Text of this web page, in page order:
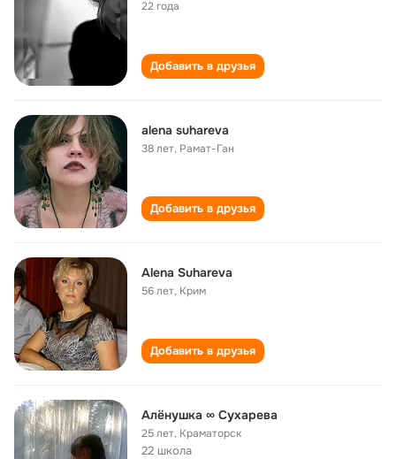
22 года
Добавить в друзья
alena suhareva
38 лет, Рамат-Ган
Добавить в друзья
Alena Suhareva
56 лет, Крим
Добавить в друзья
Алёнушка ∞ Сухарева
25 лет, Краматорск
22 школа